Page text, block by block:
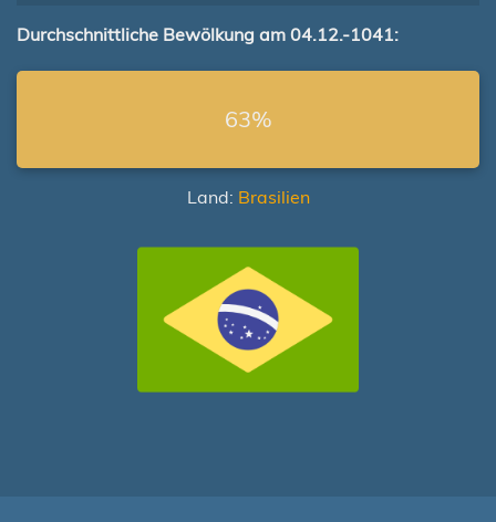
Durchschnittliche Bewölkung am 04.12.-1041:
63%
Land: Brasilien